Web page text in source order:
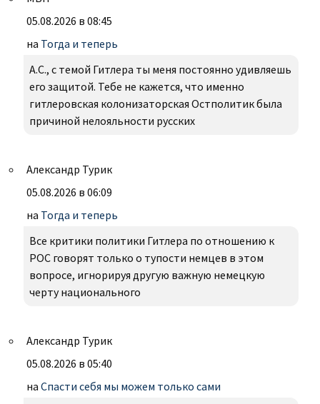
05.08.2026 в 08:45
на Тогда и теперь
А.С., с темой Гитлера ты меня постоянно удивляешь
его защитой. Тебе не кажется, что именно
гитлеровская колонизаторская Остполитик была
причиной нелояльности русских
Александр Турик
05.08.2026 в 06:09
на Тогда и теперь
Все критики политики Гитлера по отношению к
РОС говорят только о тупости немцев в этом
вопросе, игнорируя другую важную немецкую
черту национального
Александр Турик
05.08.2026 в 05:40
на Спасти себя мы можем только сами